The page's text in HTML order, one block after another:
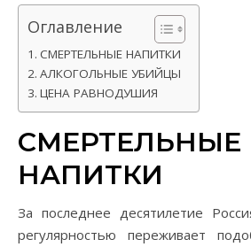
Оглавление
СМЕРТЕЛЬНЫЕ НАПИТКИ
АЛКОГОЛЬНЫЕ УБИЙЦЫ
ЦЕНА РАВНОДУШИЯ
СМЕРТЕЛЬНЫЕ
НАПИТКИ
За последнее десятилетие
регулярностью переживает